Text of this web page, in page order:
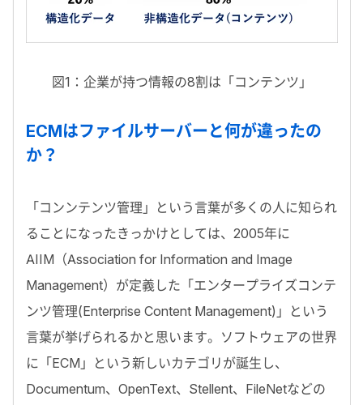
図1：企業が持つ情報の8割は「コンテンツ」
ECMはファイルサーバーと何が違ったの
か？
「コンンテンツ管理」という言葉が多くの人に知られ
ることになったきっかけとしては、2005年に
AIIM（Association for Information and Image
Management）が定義した「エンタープライズコンテ
ンツ管理(Enterprise Content Management)」という
言葉が挙げられるかと思います。ソフトウェアの世界
に「ECM」という新しいカテゴリが誕生し、
Documentum、OpenText、Stellent、FileNetなどの